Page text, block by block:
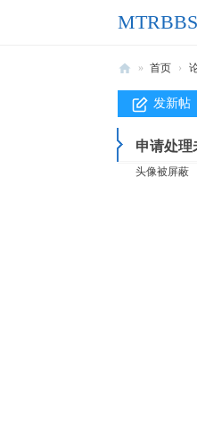
MTRBBS
M
T
R
» 首页 ›
发新帖
申请处理
头像被屏蔽